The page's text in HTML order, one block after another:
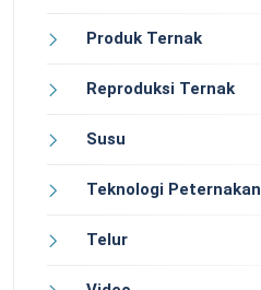
Produk Ternak
Reproduksi Ternak
Susu
Teknologi Peternakan
Telur